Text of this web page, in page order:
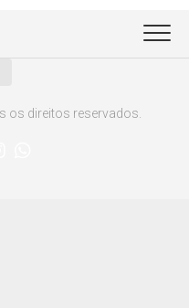
os direitos reservados.